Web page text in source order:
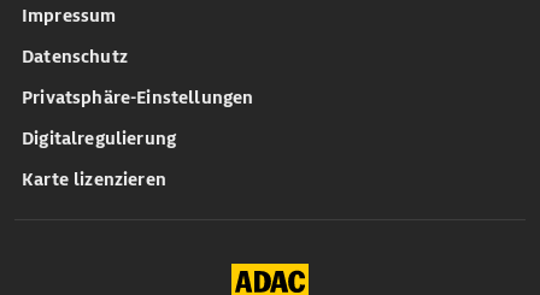
Impressum
Datenschutz
Privatsphäre-Einstellungen
Digitalregulierung
Karte lizenzieren